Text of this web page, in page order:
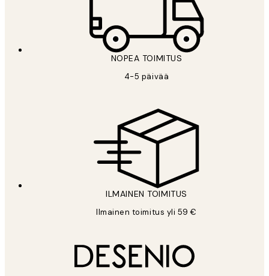
NOPEA TOIMITUS
4-5 päivää
ILMAINEN TOIMITUS
Ilmainen toimitus yli 59 €